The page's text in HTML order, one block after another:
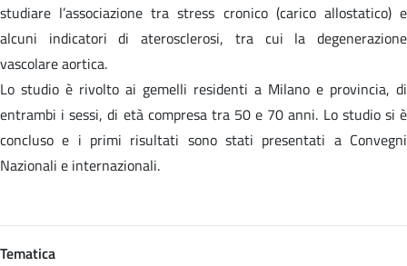
studiare l’associazione tra stress cronico (carico allostatico) e
alcuni indicatori di aterosclerosi, tra cui la degenerazione
vascolare aortica.
Lo studio è rivolto ai gemelli residenti a Milano e provincia, di
entrambi i sessi, di età compresa tra 50 e 70 anni. Lo studio si è
concluso e i primi risultati sono stati presentati a Convegni
Nazionali e internazionali.
Tematica